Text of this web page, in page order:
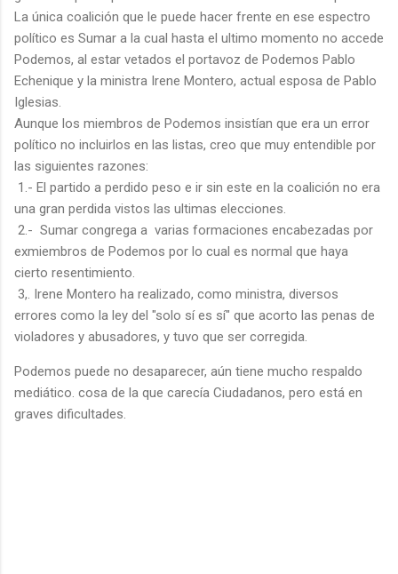
La única coalición que le puede hacer frente en ese espectro
político es Sumar a la cual hasta el ultimo momento no accede
Podemos, al estar vetados el portavoz de Podemos Pablo
Echenique y la ministra Irene Montero, actual esposa de Pablo
Iglesias.
Aunque los miembros de Podemos insistían que era un error
político no incluirlos en las listas, creo que muy entendible por
las siguientes razones:
1.- El partido a perdido peso e ir sin este en la coalición no era
una gran perdida vistos las ultimas elecciones.
2.- Sumar congrega a varias formaciones encabezadas por
exmiembros de Podemos por lo cual es normal que haya
cierto resentimiento.
3,. Irene Montero ha realizado, como ministra, diversos
errores como la ley del "solo sí es sí" que acorto las penas de
violadores y abusadores, y tuvo que ser corregida.
Podemos puede no desaparecer, aún tiene mucho respaldo
mediático. cosa de la que carecía Ciudadanos, pero está en
graves dificultades.